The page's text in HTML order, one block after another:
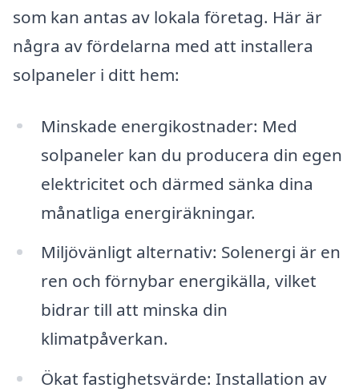
som kan antas av lokala företag. Här är
några av fördelarna med att installera
solpaneler i ditt hem:
Minskade energikostnader: Med
solpaneler kan du producera din egen
elektricitet och därmed sänka dina
månatliga energiräkningar.
Miljövänligt alternativ: Solenergi är en
ren och förnybar energikälla, vilket
bidrar till att minska din
klimatpåverkan.
Ökat fastighetsvärde: Installation av